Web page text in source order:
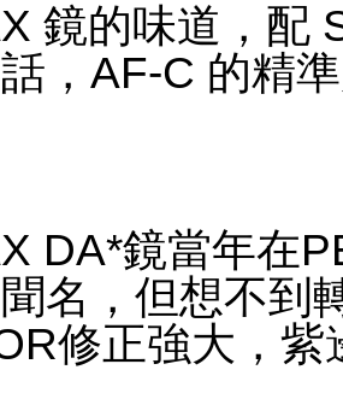
鏡的味道，配
，AF-C 的精
DA*鏡當年在
名，但想不到
修正強大，紫